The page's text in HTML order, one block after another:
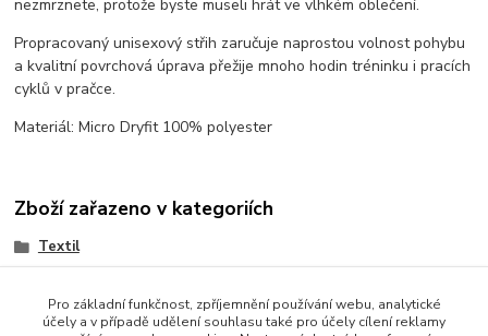
nezmrznete, protože byste museli hrát ve vlhkém oblečení.
Propracovaný unisexový střih zaručuje naprostou volnost pohybu
a kvalitní povrchová úprava přežije mnoho hodin tréninku i pracích
cyklů v pračce.
Materiál: Micro Dryfit 100% polyester
Zboží zařazeno v kategoriích
Textil
Pro základní funkčnost, zpříjemnění používání webu, analytické
účely a v případě udělení souhlasu také pro účely cílení reklamy